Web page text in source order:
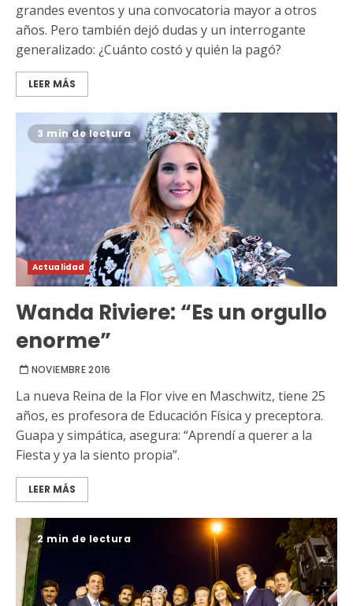
grandes eventos y una convocatoria mayor a otros
años. Pero también dejó dudas y un interrogante
generalizado: ¿Cuánto costó y quién la pagó?
LEER MÁS
3 min de lectura
Actualidad
Wanda Riviere: “Es un orgullo
enorme”
NOVIEMBRE 2016
La nueva Reina de la Flor vive en Maschwitz, tiene 25
años, es profesora de Educación Física y preceptora.
Guapa y simpática, asegura: “Aprendí a querer a la
Fiesta y ya la siento propia”.
LEER MÁS
2 min de lectura